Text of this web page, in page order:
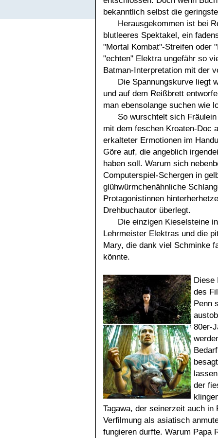
bekanntlich selbst die
Herausgekommen ist bei
blutleeres Spektakel, ein
"Mortal Kombat"-Streifen oder
"echten" Elektra ungefähr so
Batman-Interpretation mit der
Die Spannungskurve liegt
und auf dem Reißbrett
man ebensolange suchen wie
So wurschtelt sich
mit dem feschen Kroaten-Doc
erkalteter Ermotionen im
Göre auf, die angeblich
haben soll. Warum sich
Computerspiel-Schergen in
glühwürmchenähnliche
Protagonistinnen
Drehbuchautor überlegt.
Die einzigen Kieselsteine
Lehrmeister Elektras und die
Mary, die dank viel Schminke
könnte.
Diese
des
Penn
80er-
der
Tagawa, der seinerzeit auch
Verfilmung als asiatisch
fungieren durfte. Warum Papa